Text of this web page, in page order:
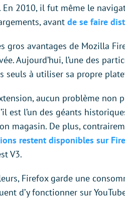
En 2010, il fut même le
avant de se faire
gros avantages de Mozilla
Aujourd’hui, l’une des
seuls à utiliser sa propre
aucun problème non
est l’un des géants
magasin. De plus,
restent disponibles sur
V3.
Firefox garde une
d’y fonctionner sur